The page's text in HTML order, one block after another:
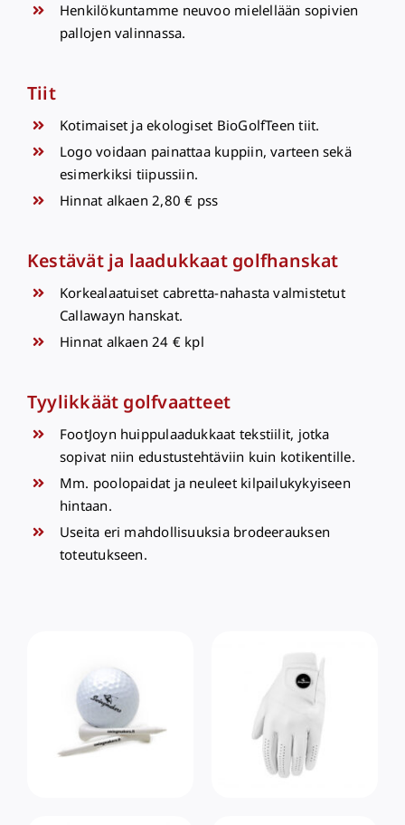
Henkilökuntamme neuvoo mielellään sopivien
pallojen valinnassa.
Tiit
Kotimaiset ja ekologiset BioGolfTeen tiit.
Logo voidaan painattaa kuppiin, varteen sekä
esimerkiksi tiipussiin.
Hinnat alkaen 2,80 € pss
Kestävät ja laadukkaat golfhanskat
Korkealaatuiset cabretta-nahasta valmistetut
Callawayn hanskat.
Hinnat alkaen 24 € kpl
Tyylikkäät golfvaatteet
FootJoyn huippulaadukkaat tekstiilit, jotka
sopivat niin edustustehtäviin kuin kotikentille.
Mm. poolopaidat ja neuleet kilpailukykyiseen
hintaan.
Useita eri mahdollisuuksia brodeerauksen
toteutukseen.